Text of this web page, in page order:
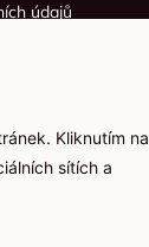
údajů
Kliknutím na
sítích a